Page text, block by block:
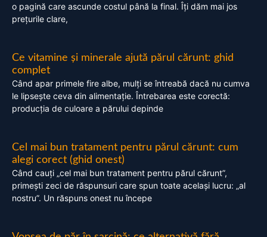
o pagină care ascunde costul până la final. Îți dăm mai jos
prețurile clare,
Ce vitamine și minerale ajută părul cărunt: ghid
complet
Când apar primele fire albe, mulți se întreabă dacă nu cumva
le lipsește ceva din alimentație. Întrebarea este corectă:
producția de culoare a părului depinde
Cel mai bun tratament pentru părul cărunt: cum
alegi corect (ghid onest)
Când cauți „cel mai bun tratament pentru părul cărunt”,
primești zeci de răspunsuri care spun toate același lucru: „al
nostru”. Un răspuns onest nu începe